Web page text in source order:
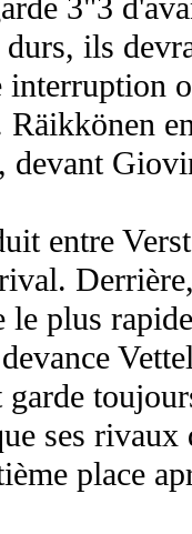
3"3
durs, ils
interruption
devant
entre
plus
ses rivaux
place